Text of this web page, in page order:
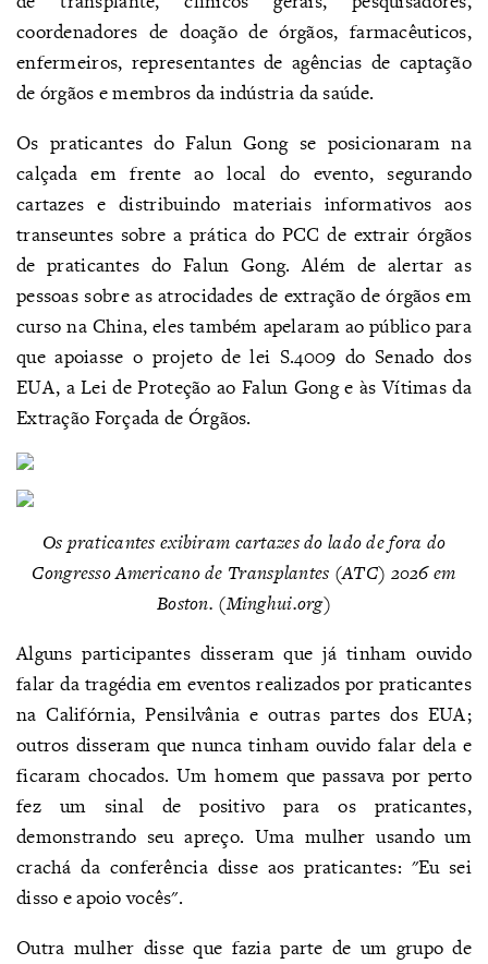
coordenadores de doação de órgãos, farmacêuticos,
enfermeiros, representantes de agências de captação
de órgãos e membros da indústria da saúde.
Os praticantes do Falun Gong se posicionaram na
calçada em frente ao local do evento, segurando
cartazes e distribuindo materiais informativos aos
transeuntes sobre a prática do PCC de extrair órgãos
de praticantes do Falun Gong. Além de alertar as
pessoas sobre as atrocidades de extração de órgãos em
curso na China, eles também apelaram ao público para
que apoiasse o projeto de lei S.4009 do Senado dos
EUA, a Lei de Proteção ao Falun Gong e às Vítimas da
Extração Forçada de Órgãos.
Os praticantes exibiram cartazes do lado de fora do
Congresso Americano de Transplantes (ATC) 2026 em
Boston. (Minghui.org)
Alguns participantes disseram que já tinham ouvido
falar da tragédia em eventos realizados por praticantes
na Califórnia, Pensilvânia e outras partes dos EUA;
outros disseram que nunca tinham ouvido falar dela e
ficaram chocados. Um homem que passava por perto
fez um sinal de positivo para os praticantes,
demonstrando seu apreço. Uma mulher usando um
crachá da conferência disse aos praticantes: "Eu sei
disso e apoio vocês".
Outra mulher disse que fazia parte de um grupo de